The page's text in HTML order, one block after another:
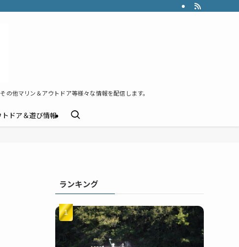
他マリン＆アウトドア等様々な情報を配信します。
ドア＆遊び情報
ランキング